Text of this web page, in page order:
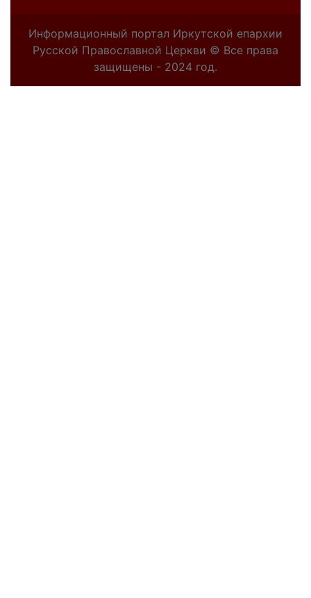
Информационный портал Иркутской епархии
Русской Православной Церкви © Все права
защищены - 2024 год.